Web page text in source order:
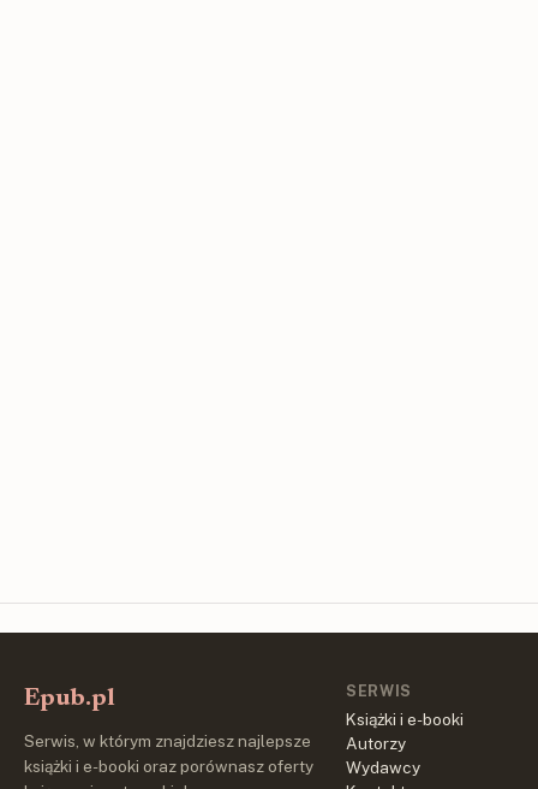
Epub.pl
Serwis, w którym znajdziesz najlepsze
książki i e-booki oraz porównasz oferty
SERWIS
Książki i e-booki
Autorzy
Wydawcy